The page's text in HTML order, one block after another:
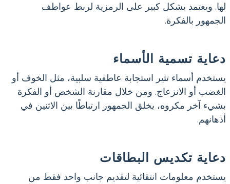
لها. ويعتمد بشكل كبير على الرمزية لربط عواطف
الجمهور بالفكرة.
دعاية تسمية الأسماء
يستخدم أسماء تثير استجابة عاطفية سلبية، مثل الخوف أو
الغضب أو الانزعاج. ومن خلال مقارنة الشخص أو الفكرة
بشيء آخر مكروه، يخلق الجمهور ارتباطًا بين الاثنين في
أذهانهم.
دعاية تكديس البطاقات
يستخدم معلومات انتقائية لتقديم جانب واحد فقط من